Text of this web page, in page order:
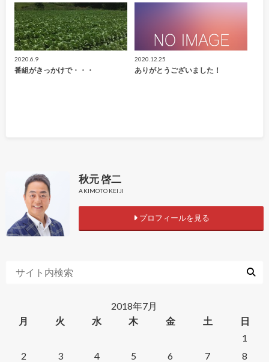
2020.6.9
番組がきっかけで・・・
2020.12.25
ありがとうございました！
秋元 啓二
AKIMOTO KEIJI
プロフィールを見る
2018年7月
月
火 水 木 金 土
日
1
2
3 4 5 6 7
8